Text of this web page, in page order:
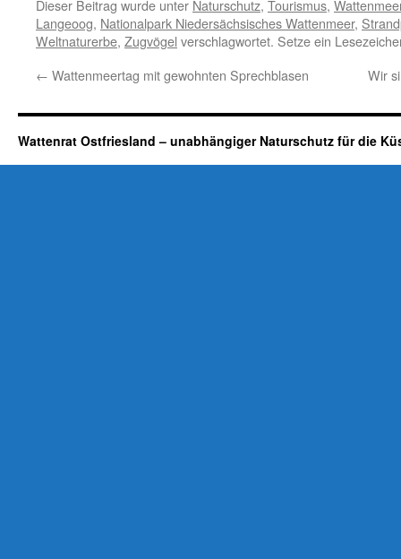
Dieser Beitrag wurde unter Naturschutz, Tourismus,
Langeoog, Nationalpark Niedersächsisches Wattenmeer,
Weltnaturerbe, Zugvögel verschlagwortet. Setze ein
← Wattenmeertag mit gewohnten Sprechblasen Wir
Wattenrat Ostfriesland – unabhängiger Naturschutz für die